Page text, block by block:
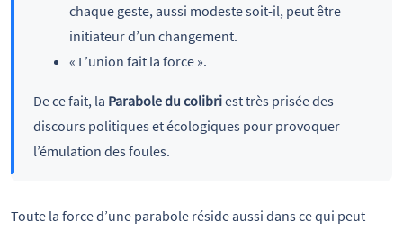
chaque geste, aussi modeste soit-il, peut être
initiateur d’un changement.
« L’union fait la force ».
De ce fait, la Parabole du colibriest très prisée des
discours politiques et écologiques pour provoquer
l’émulation des foules.
Toute la force d’une parabole réside aussi dans ce qui peut